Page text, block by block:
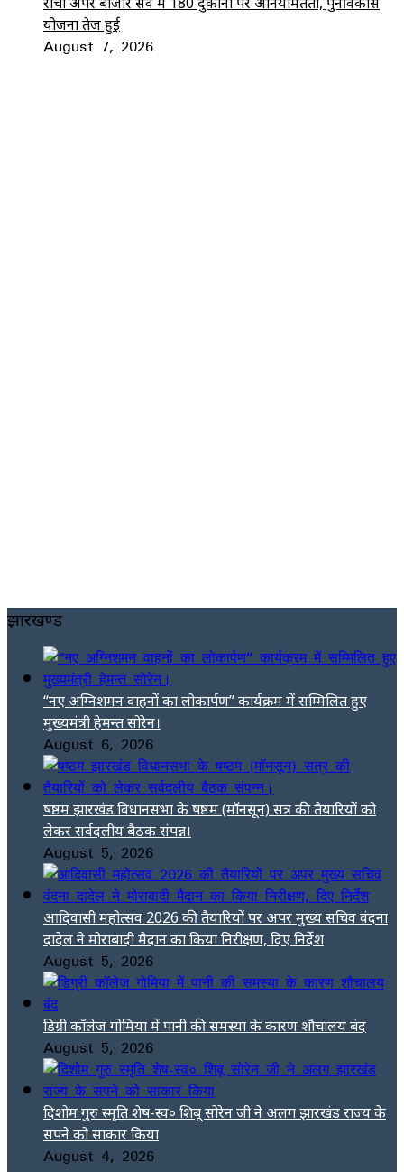
योजना तेज हुई
August 7, 2026
झारखण्ड
“नए अग्निशमन वाहनों का लोकार्पण” कार्यक्रम में सम्मिलित हुए
मुख्यमंत्री हेमन्त सोरेन।
August 6, 2026
षष्ठम झारखंड विधानसभा के षष्ठम (मॉनसून) सत्र की तैयारियों को
लेकर सर्वदलीय बैठक संपन्न।
August 5, 2026
आदिवासी महोत्सव 2026 की तैयारियों पर अपर मुख्य सचिव वंदना
दादेल ने मोराबादी मैदान का किया निरीक्षण, दिए निर्देश
August 5, 2026
डिग्री कॉलेज गोमिया में पानी की समस्या के कारण शौचालय बंद
August 5, 2026
दिशोम गुरु स्मृति शेष-स्व० शिबू सोरेन जी ने अलग झारखंड राज्य के
सपने को साकार किया
August 4, 2026